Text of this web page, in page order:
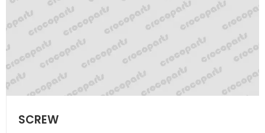
SCREW